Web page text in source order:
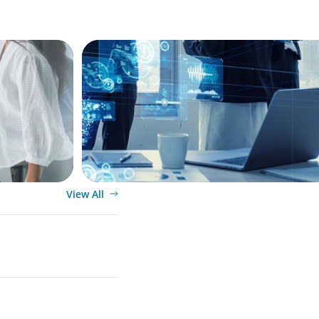
FINTECH
Assuring Key Positions in Multinational
View All